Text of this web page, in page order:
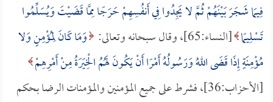
فِيمَا شَجَرَ بَيْنَهُمْ ثُمَّ لا يَجِدُوا فِي أَنفُسِهِمْ حَرَجًا مِمَّا قَضَيْتَ وَيُسَلِّمُوا
تَسْلِيمًا [النساء:65]، وقال سبحانه وتعالى:
وَمَا كَانَ لِمُؤْمِنٍ وَلا
مُؤْمِنَةٍ إِذَا قَضَى اللهُ وَرَسُولُهُ أَمْرًا أَنْ يَكُونَ لَهُمُ الْخِيَرَةُ مِنْ أَمْرِهِمْ
[الأحزاب:36]، فشرط على جميع المؤمنين والمؤمنات الرضا بحكم